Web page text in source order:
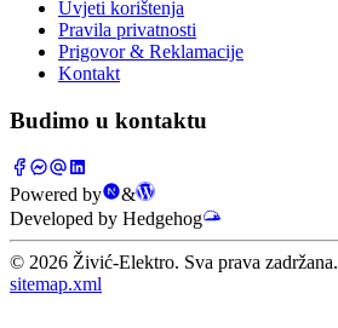
Uvjeti korištenja
Pravila privatnosti
Prigovor & Reklamacije
Kontakt
Budimo u kontaktu
Powered by
&
Developed by Hedgehog
© 2026 Živić-Elektro. Sva prava zadržana.
sitemap.xml